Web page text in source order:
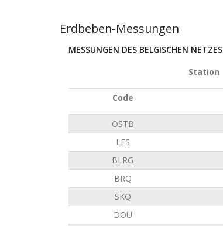
Erdbeben-Messungen
MESSUNGEN DES BELGISCHEN NETZES
Station
Code
OSTB
LES
BLRG
BRQ
SKQ
DOU